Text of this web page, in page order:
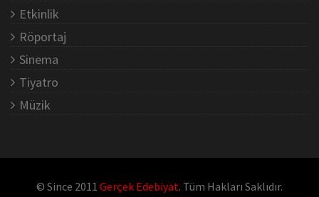
Etkinlik
Röportaj
Sinema
Tiyatro
Müzik
© Since 2011 Gerçek Edebiyat. Tüm Hakları Saklıdır.